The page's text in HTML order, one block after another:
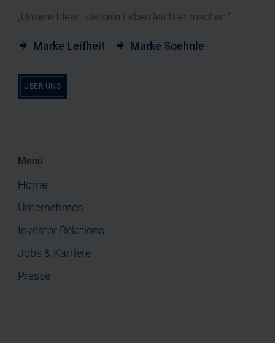
„Unsere Ideen, die dein Leben leichter machen.“
Marke Leifheit Marke Soehnle
ÜBER UNS
Menü
Home
Unternehmen
Investor Relations
Jobs & Karriere
Presse